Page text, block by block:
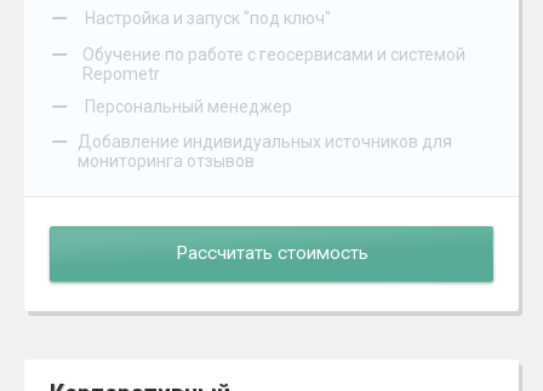
– Настройка и запуск "под ключ"
–
Обучение по работе с геосервисами и системой
Repometr
– Персональный менеджер
–
Добавление индивидуальных источников для
мониторинга отзывов
Рассчитать стоимость